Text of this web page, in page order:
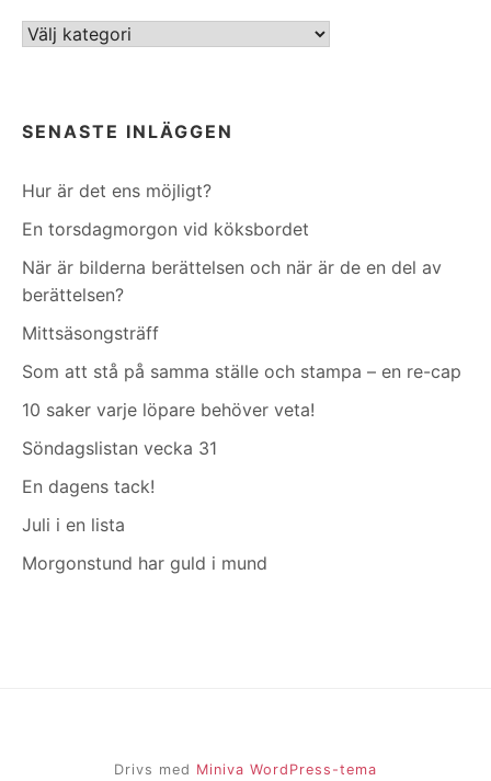
Kategorier
SENASTE INLÄGGEN
Hur är det ens möjligt?
En torsdagmorgon vid köksbordet
När är bilderna berättelsen och när är de en del av
berättelsen?
Mittsäsongsträff
Som att stå på samma ställe och stampa – en re-cap
10 saker varje löpare behöver veta!
Söndagslistan vecka 31
En dagens tack!
Juli i en lista
Morgonstund har guld i mund
Drivs med Miniva WordPress-tema